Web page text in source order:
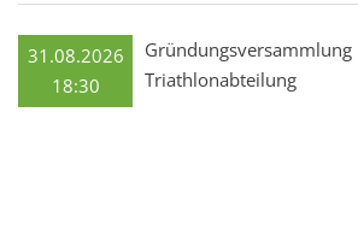
31.08.2026
18:30
Gründungsversammlung
Triathlonabteilung